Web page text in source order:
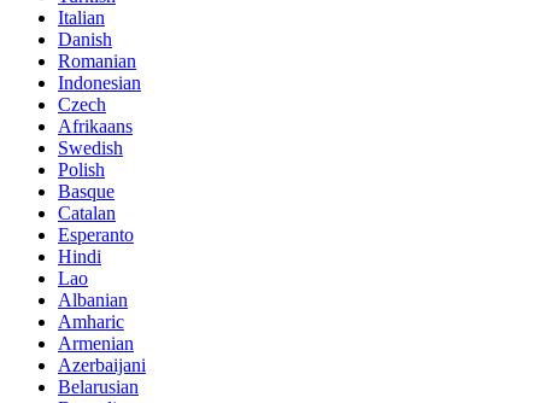
Italian
Danish
Romanian
Indonesian
Czech
Afrikaans
Swedish
Polish
Basque
Catalan
Esperanto
Hindi
Lao
Albanian
Amharic
Armenian
Azerbaijani
Belarusian